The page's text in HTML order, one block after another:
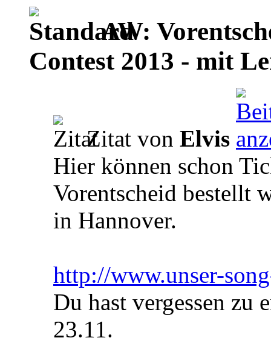
AW:
Contest 2013 - mit
Zitat von Elvis
Hier können schon
Vorentscheid bestellt
in Hannover.
http://www.unser-
Du hast vergessen zu
23.11.